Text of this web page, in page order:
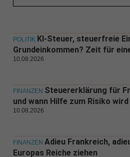
POLITIK KI-Steuer, steuerfreie
Grundeinkommen? Zeit für
10.08.2026
FINANZEN Steuererklärung für
und wann Hilfe zum Risiko wird
10.08.2026
FINANZEN Adieu Frankreich,
Europas Reiche ziehen